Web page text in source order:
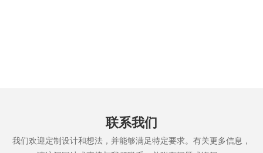
联系我们
我们欢迎定制设计和想法，并能够满足特定要求。有关更多信息，